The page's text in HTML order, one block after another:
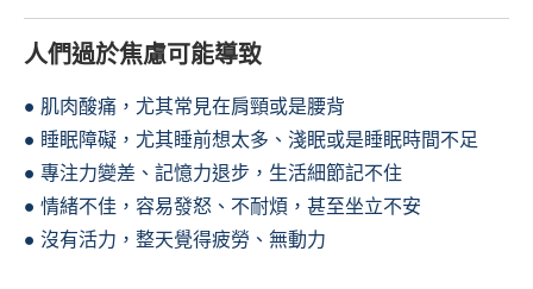
人們過於焦慮可能導致
● 肌肉酸痛，尤其常見在肩頸或是腰背
● 睡眠障礙，尤其睡前想太多、淺眠或是睡眠時間不足
● 專注力變差、記憶力退步，生活細節記不住
● 情緒不佳，容易發怒、不耐煩，甚至坐立不安
● 沒有活力，整天覺得疲勞、無動力